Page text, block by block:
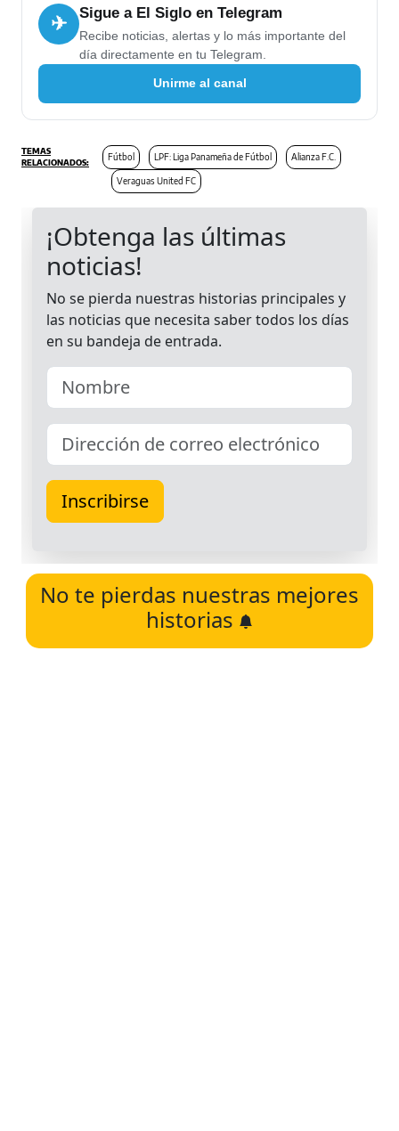
✈ Sigue a El Siglo en Telegram
Recibe noticias, alertas y lo más importante del
día directamente en tu Telegram.
Unirme al canal
Fútbol LPF: Liga Panameña de Fútbol Alianza F.C.
Veraguas United FC
No te pierdas nuestras mejores
historias